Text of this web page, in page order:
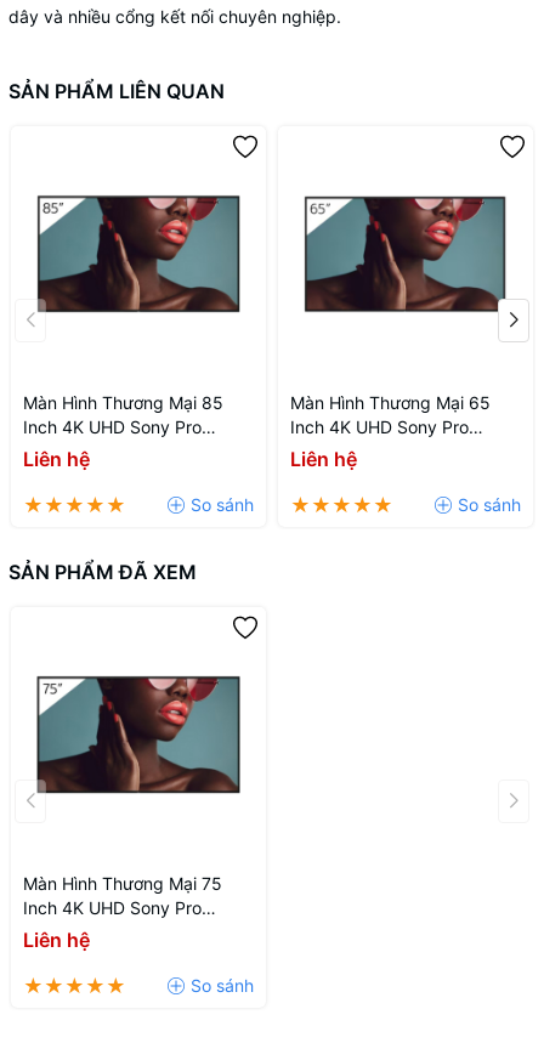
đế
dây và nhiều cổng kết nối chuyên nghiệp.
SẢN PHẨM LIÊN QUAN
Màn Hình Thương Mại 85
Inch 4K UHD Sony Pro
BRAVIA BZ40L FW-85BZ40L
Liên hệ
Màn Hình Thương Mại 65
Inch 4K UHD Sony Pro
BRAVIA BZ40L FW-65BZ40L
Liên hệ
SẢN PHẨM ĐÃ XEM
Màn Hình Thương Mại 75
Inch 4K UHD Sony Pro
BRAVIA BZ40L FW-75BZ40L
Liên hệ